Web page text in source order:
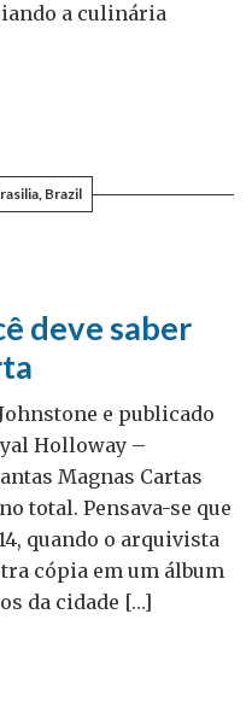
a culinária
Brazil
deve saber
e publicado
Holloway –
Magnas Cartas
total. Pensava-se que
quando o arquivista
cópia em um álbum
da cidade […]